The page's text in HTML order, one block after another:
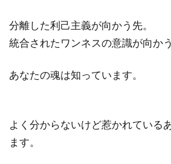
分離した利己主義が向かう先。
統合されたワンネスの意識が向かう
あなたの魂は知っています。
よく分からないけど惹かれている
ます。